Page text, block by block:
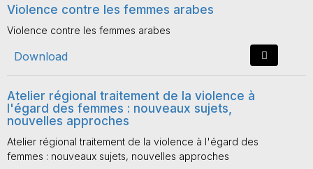
Violence contre les femmes arabes
Violence contre les femmes arabes
Download
Atelier régional traitement de la violence à
l'égard des femmes : nouveaux sujets,
nouvelles approches
Atelier régional traitement de la violence à l'égard des
femmes : nouveaux sujets, nouvelles approches